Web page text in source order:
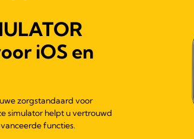
iOS en
zorgstandaard voor
simulator helpt u vertrouwd
functies.